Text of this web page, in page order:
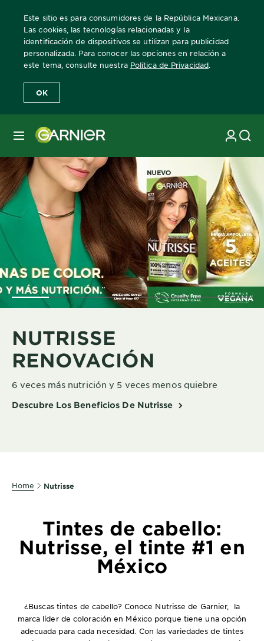
Este sitio es para consumidores de la República Mexicana.
Las cookies, las tecnologías relacionadas y la
identificación de dispositivos se utilizan para publicidad
personalizada. Para conocer las opciones en relación a
este tema, consulte nuestra Política de Privacidad
OK
MENÚ
NUTRISSE
RENOVACIÓN
6 veces más nutrición y 5 veces menos quiebre
Descubre Los Beneficios De Nutrisse
Home Nutrisse
Tintes de cabello:
Nutrisse, el tinte #1 en
México
¿Buscas tintes de cabello? Conoce Nutrisse de Garnier, la
marca líder de coloración en México porque tiene una opción
adecuada para cada necesidad. Con las variedades de tintes